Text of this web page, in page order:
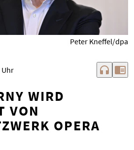
Peter Kneffel/dpa
Uhr headphones chrome_reader_mode
WIRD
VON
OPERA